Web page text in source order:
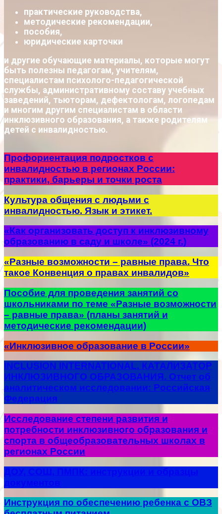
практические руководства,
методические рекомендации,
пособия,
юридические карточки
и другие обучающие материалы, которые могут
быть полезны педагогам, учителям,
специалистам психолого-педагогической
службы, административному составу учебных
заведений, тьюторам, дефектологам, логопедам
и многим другим специалистам в области
инклюзивного образования, а также родителям
детей с инвалидностью.
Профориентация подростков с
инвалидностью в регионах России:
практики, барьеры и точки роста
Культура общения с людьми с
инвалидностью. Язык и этикет.
«Как организовать доступ к инклюзивному
образованию в саду и школе» (2024 г.)
«Разные возможности – равные права. Что
такое Конвенция о правах инвалидов»
Пособие для проведения занятий со
школьниками по теме «Разные возможности
– равные права» (планы занятий и
методические рекомендации)
«Инклюзивное образование в России»
INCLUSION INTERNATIONAL. КАТАЛИЗАТОР
ИНКЛЮЗИВНОГО ОБРАЗОВАНИЯ. Отчет об
аналитическом исследовании: Российская
Федерация
Исследование степени развития и
потребности инклюзивного образования и
спорта в общеобразовательных школах в
регионах России
ДОУ, СОШ, ПМПК: инструкции и образцы
документов
Инструкция по обеспечению ребенка с ОВЗ